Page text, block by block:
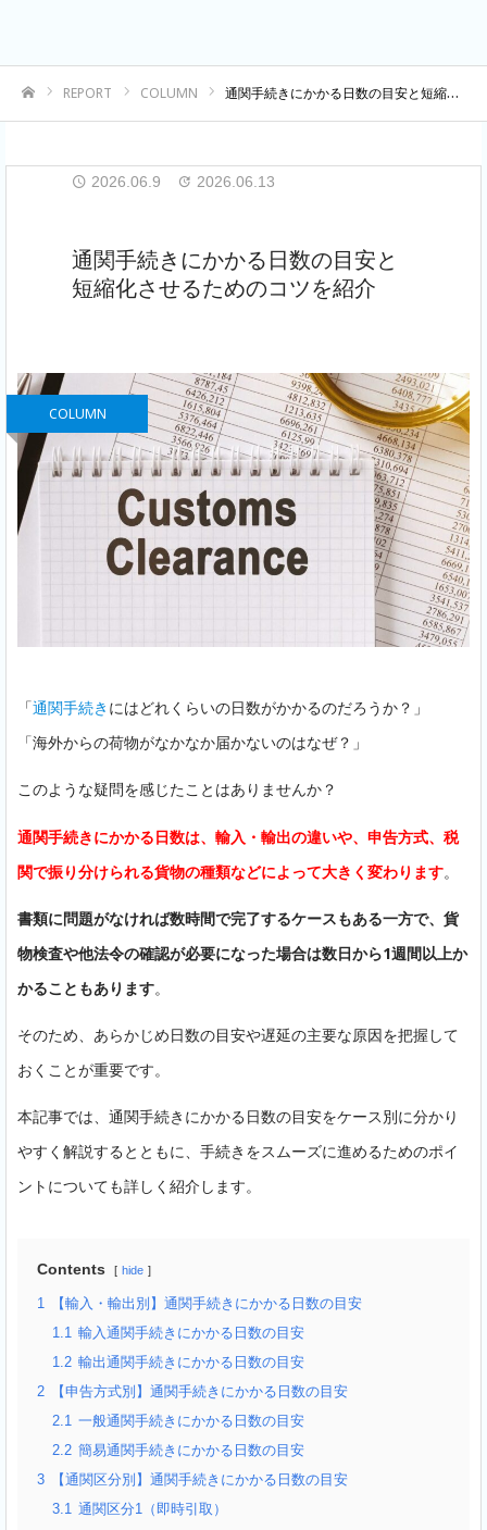
REPORT COLUMN 通関手続きにかかる日数の目安と短縮化させるためのコツを紹介
2026.06.9 2026.06.13
通関手続きにかかる日数の目安と
短縮化させるためのコツを紹介
COLUMN
「通関手続き にはどれくらいの日数がかかるのだろうか？」
「海外からの荷物がなかなか届かないのはなぜ？」
このような疑問を感じたことはありませんか？
通関手続きにかかる日数は、輸入・輸出の違いや、申告方式、税
関で振り分けられる貨物の種類などによって大きく変わります。
書類に問題がなければ数時間で完了するケースもある一方で、貨
物検査や他法令の確認が必要になった場合は数日から1週間以上か
かることもあります。
そのため、あらかじめ日数の目安や遅延の主要な原因を把握して
おくことが重要です。
本記事では、通関手続きにかかる日数の目安をケース別に分かり
やすく解説するとともに、手続きをスムーズに進めるためのポイ
ントについても詳しく紹介します。
Contents hide
1
【輸入・輸出別】通関手続きにかかる日数の目安
1.1 輸入通関手続きにかかる日数の目安
1.2 輸出通関手続きにかかる日数の目安
2
【申告方式別】通関手続きにかかる日数の目安
2.1 一般通関手続きにかかる日数の目安
2.2 簡易通関手続きにかかる日数の目安
3
【通関区分別】通関手続きにかかる日数の目安
3.1 通関区分1（即時引取）